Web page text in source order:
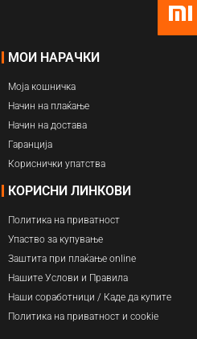
МОИ НАРАЧКИ
Моја кошничка
Начин на плаќање
Начин на достава
Гаранција
Кориснички упатства
КОРИСНИ ЛИНКОВИ
Политика на приватност
Упаство за купување
Заштита при плаќање online
Нашите Услови и Правила
Наши соработници / Каде да купите
Политика на приватност и cookie